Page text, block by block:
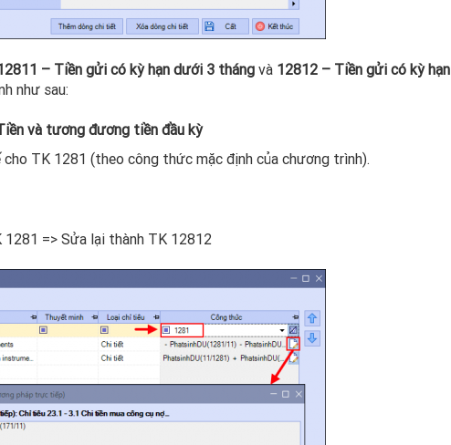
– Tiền gửi có kỳ hạn dưới 3 thángvà 12812 – Tiền gửi có kỳ hạn
như sau:
và tương đương tiền đầu kỳ
TK 1281 (theo công thức mặc định của chương trình).
=> Sửa lại thành TK 12812